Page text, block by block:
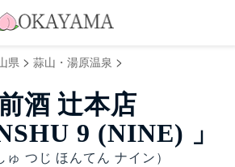
県 > 蒜山・湯原温泉 >
酒 辻本店
9 (NINE) 」
ゅ つじ ほんてん ナイン）